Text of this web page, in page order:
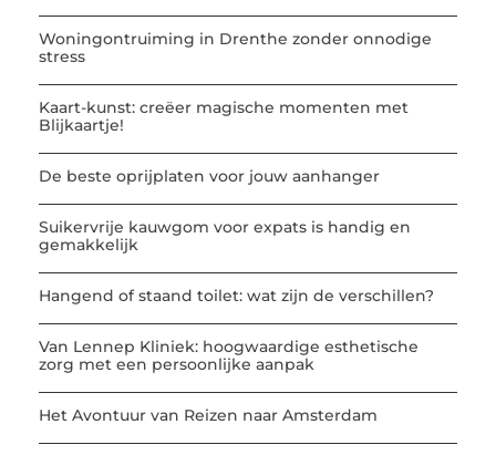
Woningontruiming in Drenthe zonder onnodige
stress
Kaart-kunst: creëer magische momenten met
Blijkaartje!
De beste oprijplaten voor jouw aanhanger
Suikervrije kauwgom voor expats is handig en
gemakkelijk
Hangend of staand toilet: wat zijn de verschillen?
Van Lennep Kliniek: hoogwaardige esthetische
zorg met een persoonlijke aanpak
Het Avontuur van Reizen naar Amsterdam